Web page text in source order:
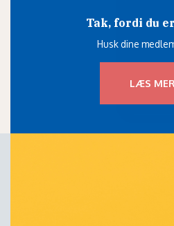
Tak, fordi du
Husk dine
LÆS